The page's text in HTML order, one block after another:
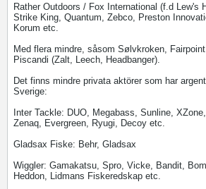
Rather Outdoors / Fox International (f.d Lew's
Strike King, Quantum, Zebco, Preston
Korum etc.
Med flera mindre, såsom Sølvkroken,
Piscandi (Zalt, Leech, Headbanger).
Det finns mindre privata aktörer som har
Sverige:
Inter Tackle: DUO, Megabass, Sunline,
Zenaq, Evergreen, Ryugi, Decoy etc.
Gladsax Fiske: Behr, Gladsax
Wiggler: Gamakatsu, Spro, Vicke, Bandit,
Heddon, Lidmans Fiskeredskap etc.